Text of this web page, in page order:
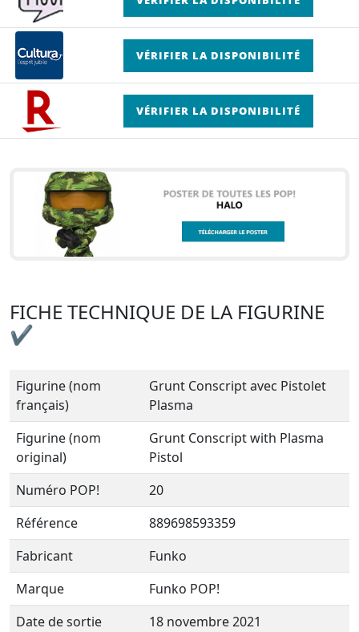
VÉRIFIER LA DISPONIBILITÉ
VÉRIFIER LA DISPONIBILITÉ
FICHE TECHNIQUE DE LA FIGURINE
✔
Figurine (nom
français)
Grunt Conscript avec Pistolet
Plasma
Figurine (nom
original)
Grunt Conscript with Plasma
Pistol
Numéro POP!
20
Référence
889698593359
Fabricant
Funko
Marque
Funko POP!
Date de sortie
18 novembre 2021